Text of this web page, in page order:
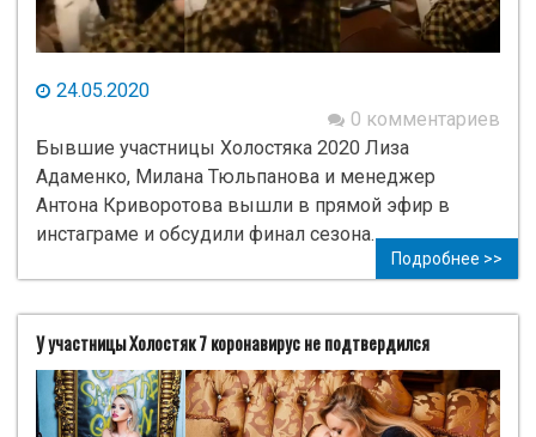
24.05.2020
0 комментариев
Бывшие участницы Холостяка 2020 Лиза
Адаменко, Милана Тюльпанова и менеджер
Антона Криворотова вышли в прямой эфир в
инстаграме и обсудили финал сезона.
Подробнее >>
У участницы Холостяк 7 коронавирус не подтвердился